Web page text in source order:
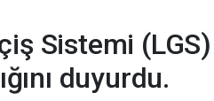
Sistemi (LGS)
duyurdu.